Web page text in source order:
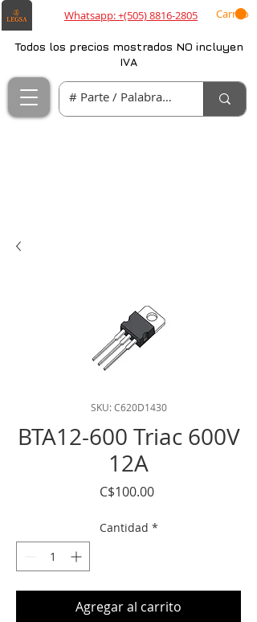
Whatsapp: +(505) 8816-2805 Carrito
Todos los precios mostrados NO incluyen
IVA
SKU: C620D1430
BTA12-600 Triac 600V
12A
C$100.00Precio
Cantidad *
Agregar al carrito